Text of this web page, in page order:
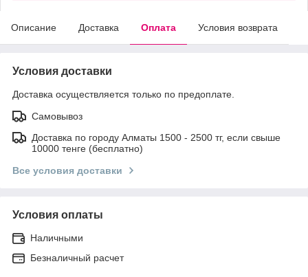
Описание Доставка Оплата Условия возврата
Условия доставки
Доставка осуществляется только по предоплате.
Самовывоз
Доставка по городу Алматы 1500 - 2500 тг, если свыше
10000 тенге (бесплатно)
Все условия доставки
Условия оплаты
Наличными
Безналичный расчет